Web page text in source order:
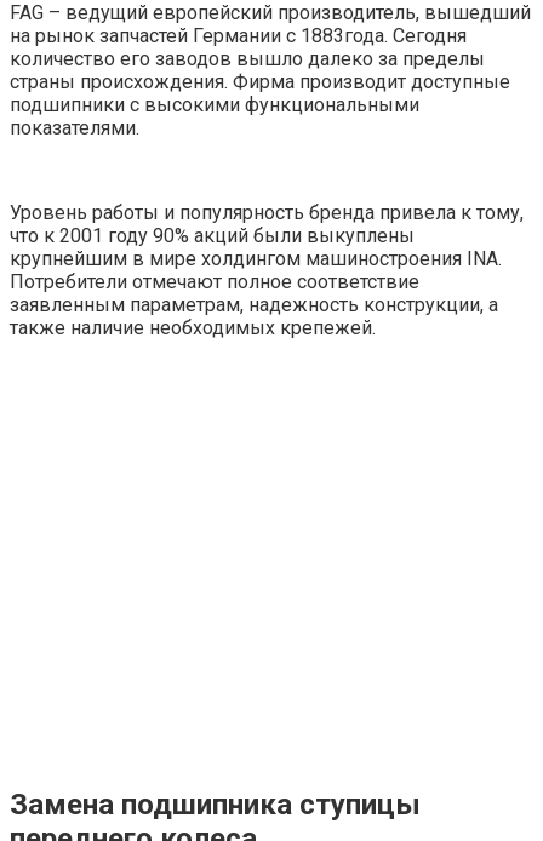
FAG – ведущий европейский производитель, вышедший
на рынок запчастей Германии с 1883года. Сегодня
количество его заводов вышло далеко за пределы
страны происхождения. Фирма производит доступные
подшипники с высокими функциональными
показателями.
Уровень работы и популярность бренда привела к тому,
что к 2001 году 90% акций были выкуплены
крупнейшим в мире холдингом машиностроения INA.
Потребители отмечают полное соответствие
заявленным параметрам, надежность конструкции, а
также наличие необходимых крепежей.
Замена подшипника ступицы